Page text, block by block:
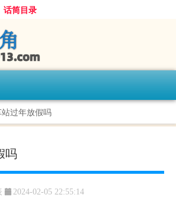
话筒目录
站过年放假吗
吗
2024-02-05 22:55:14